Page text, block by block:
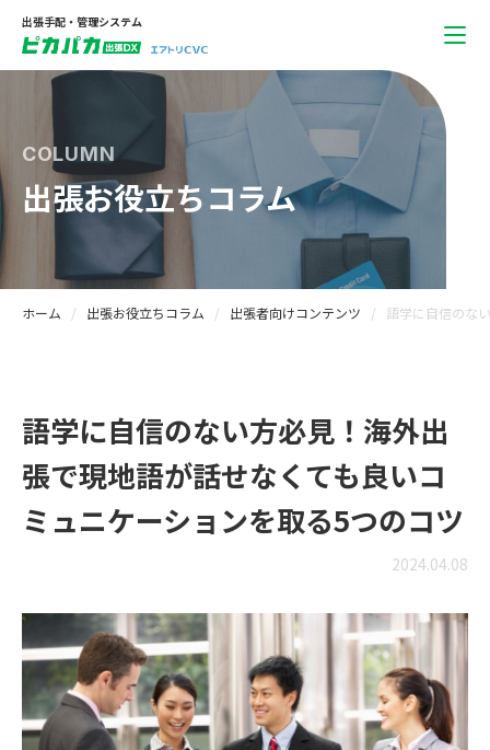
出張手配・管理システム
COLUMN
出張お役立ちコラム
ホーム 出張お役立ちコラム 出張者向けコンテンツ 語学に自信のな
語学に自信のない方必見！海外出
張で現地語が話せなくても良いコ
ミュニケーションを取る5つのコツ
2024.04.08